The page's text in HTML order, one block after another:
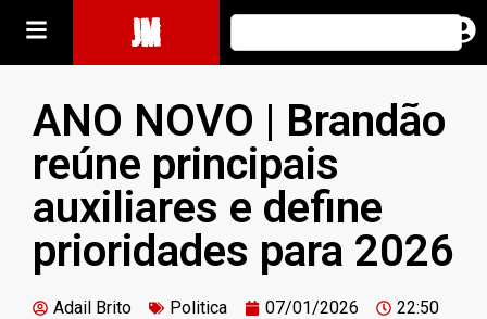
JM
ANO NOVO | Brandão
reúne principais
auxiliares e define
prioridades para 2026
Adail Brito Politica 07/01/2026 22:50